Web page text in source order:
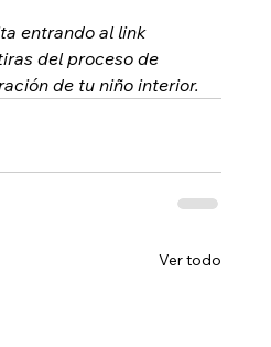
entrando al link
del proceso de
de tu niño interior.
Ver todo